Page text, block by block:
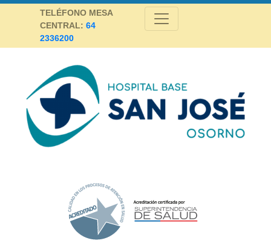
Skip
TELÉFONO MESA
CENTRAL: 64
2336200